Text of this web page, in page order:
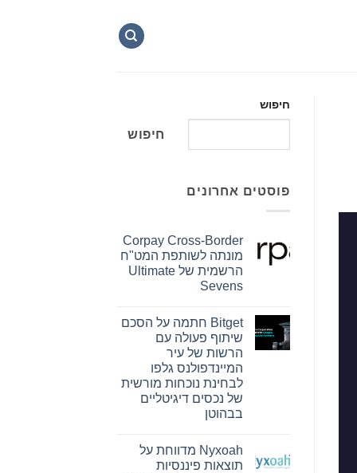
חיפוש
חיפוש
פוסטים אחרונים
Corpay Cross-Border
מונתה לשותפת המט"ח
הרשמית של Ultimate
Sevens
על
Corpay
Cross-
Border
מונתה
לשותפת
המט"ח
הרשמית
של
Ultimate
Bitget חתמה על הסכם
שיתוף פעולה עם
הרשות של עיר
המיינדפולנס גלפו
לבחינת נוכחות מורשית
של נכסים דיגיטליים
בבהוטן
על
Bitget
חתמה
Nyxoah מדווחת על
תוצאות פיננסיות